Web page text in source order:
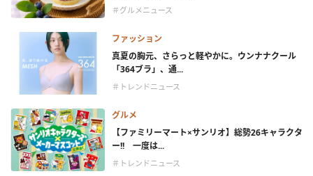
＃グルメニュース
ファッション
真夏の胸元、さらっと軽やかに。ウンナナクール
「364ブラ」、通...
＃トレンドニュース
グルメ
【ファミリーマート×サンリオ】総勢26キャラクタ
ー!! 一度は...
＃トレンドニュース